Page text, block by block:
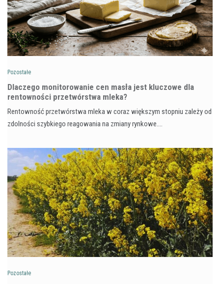
Pozostałe
Dlaczego monitorowanie cen masła jest kluczowe dla
rentowności przetwórstwa mleka?
Rentowność przetwórstwa mleka w coraz większym stopniu zależy od
zdolności szybkiego reagowania na zmiany rynkowe.…
Pozostałe